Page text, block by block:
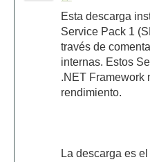
Esta descarga
Service Pack 1
través de
internas. Estos
.NET Framework
rendimiento.
La descarga es